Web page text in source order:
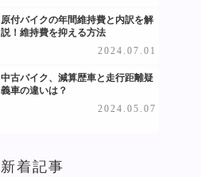
原付バイクの年間維持費と内訳を解
説！維持費を抑える方法
2024.07.01
中古バイク、減算歴車と走行距離疑
義車の違いは？
2024.05.07
新着記事